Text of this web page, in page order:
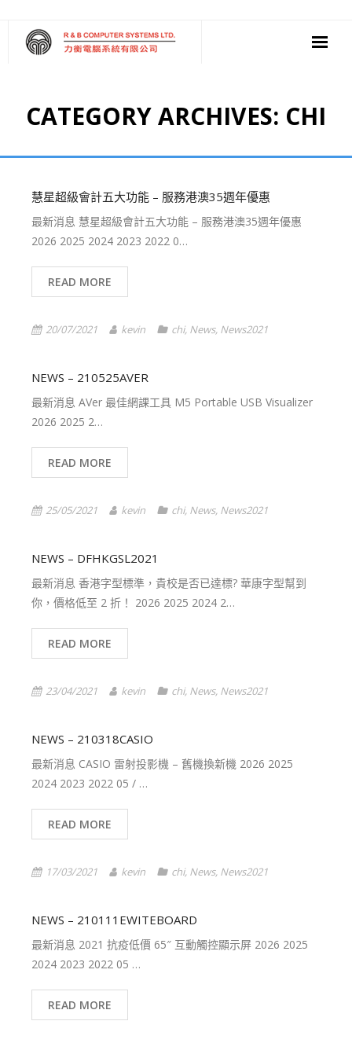
‧ 多媒體影音
‧ 雲端應用
CATEGORY ARCHIVES: CHI
慧星超級會計五大功能 – 服務港澳35週年優惠
最新消息 慧星超級會計五大功能 – 服務港澳35週年優惠
2026 2025 2024 2023 2022 0…
READ MORE
20/07/2021 kevin chi, News, News2021
NEWS – 210525AVER
最新消息 AVer 最佳網課工具 M5 Portable USB Visualizer
2026 2025 2…
READ MORE
25/05/2021 kevin chi, News, News2021
NEWS – DFHKGSL2021
最新消息 香港字型標準，貴校是否已達標? 華康字型幫到
你，價格低至 2 折！ 2026 2025 2024 2…
READ MORE
23/04/2021 kevin chi, News, News2021
NEWS – 210318CASIO
最新消息 CASIO 雷射投影機 – 舊機換新機 2026 2025
2024 2023 2022 05 / …
READ MORE
17/03/2021 kevin chi, News, News2021
NEWS – 210111EWITEBOARD
最新消息 2021 抗疫低價 65″ 互動觸控顯示屏 2026 2025
2024 2023 2022 05 …
READ MORE